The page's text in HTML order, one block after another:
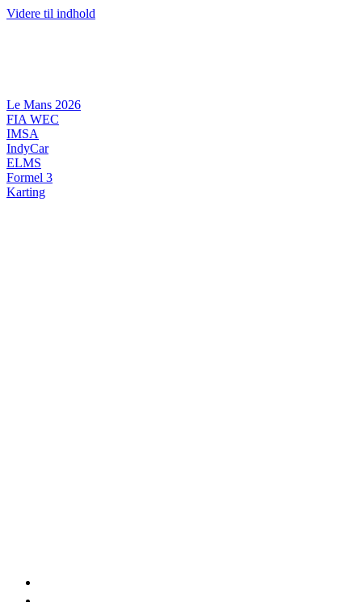
Videre til indhold
Le Mans 2026
FIA WEC
IMSA
IndyCar
ELMS
Formel 3
Karting